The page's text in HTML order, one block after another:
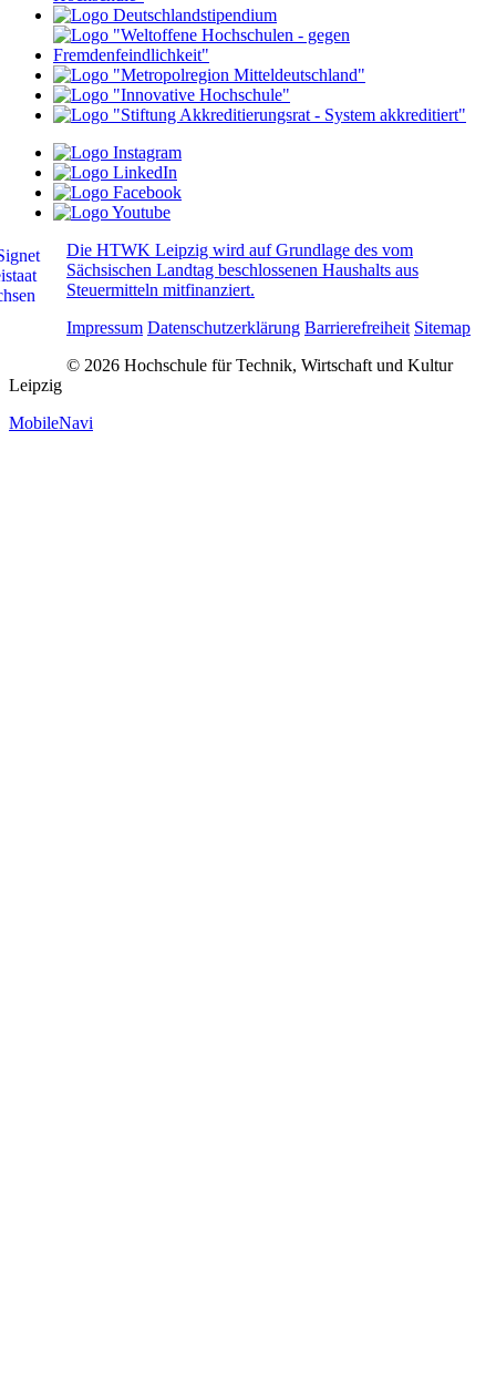
Die HTWK Leipzig wird auf Grundlage des vom
Sächsischen Landtag beschlossenen Haushalts aus
Steuermitteln mitfinanziert.
Impressum Datenschutzerklärung Barrierefreiheit Sitemap
© 2026 Hochschule für Technik, Wirtschaft und Kultur
Leipzig
MobileNavi